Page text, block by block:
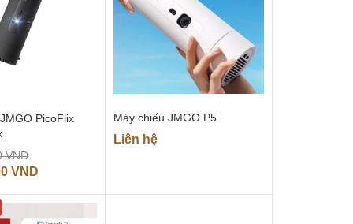
PicoFlix
VNDGiá
gốc
15.000.000 VND.
VND
tại
là:
Máy chiếu JMGO P5
Liên hệ